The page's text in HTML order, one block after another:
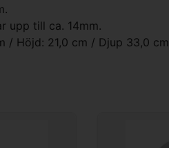
upp till ca. 14mm.
/ Höjd: 21,0 cm / Djup 33,0 cm